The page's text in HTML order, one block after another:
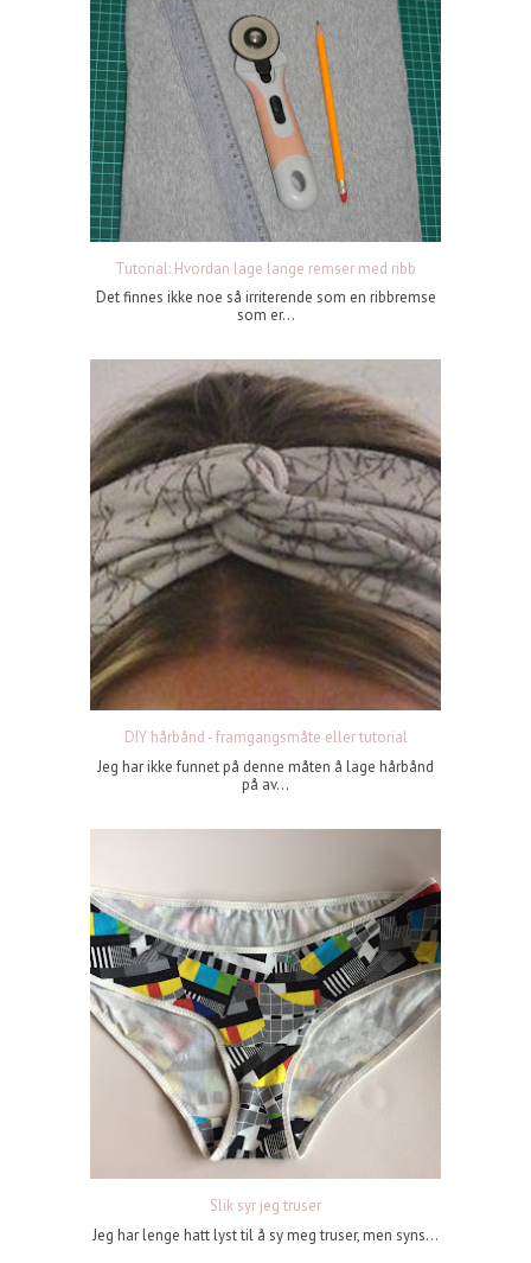
Tutorial: Hvordan lage lange remser med ribb
Det finnes ikke noe så irriterende som en ribbremse
som er...
DIY hårbånd - framgangsmåte eller tutorial
Jeg har ikke funnet på denne måten å lage hårbånd
på av...
Slik syr jeg truser
Jeg har lenge hatt lyst til å sy meg truser, men syns...